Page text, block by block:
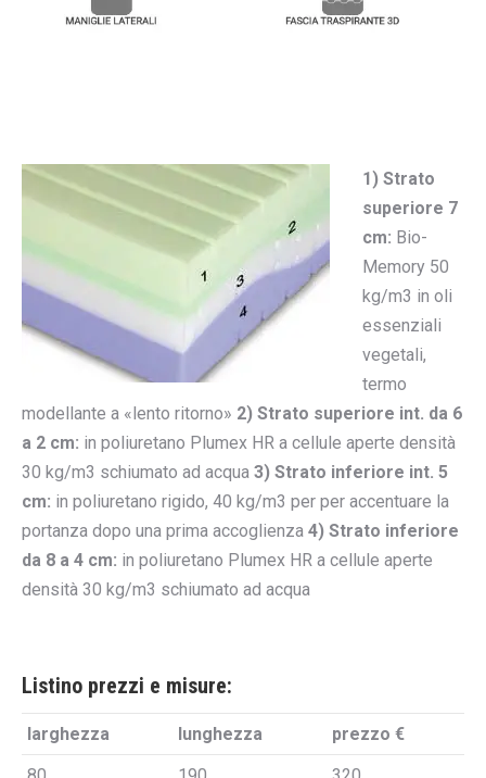
1) Strato
superiore 7
cm: Bio-
Memory 50
kg/m3 in oli
essenziali
vegetali,
termo
modellante a «lento ritorno» 2) Strato superiore int. da 6
a 2 cm: in poliuretano Plumex HR a cellule aperte densità
30 kg/m3 schiumato ad acqua 3) Strato inferiore int. 5
cm: in poliuretano rigido, 40 kg/m3 per per accentuare la
portanza dopo una prima accoglienza 4) Strato inferiore
da 8 a 4 cm: in poliuretano Plumex HR a cellule aperte
densità 30 kg/m3 schiumato ad acqua
Listino prezzi e misure:
larghezza lunghezza
prezzo €